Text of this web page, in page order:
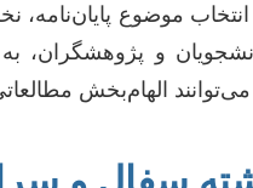
موضوع
الهام‌بخش